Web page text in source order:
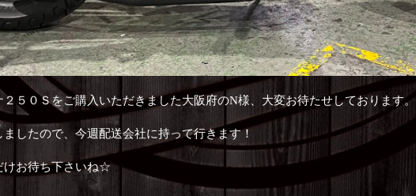
５０Ｓをご購入いただきました大阪府のN様、大変お待たせしております。
したので、今週配送会社に持って行きます！
けお待ち下さいね☆